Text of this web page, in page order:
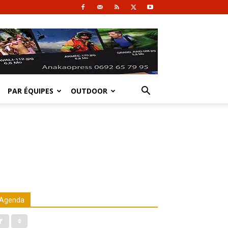
PAR ÉQUIPES OUTDOOR